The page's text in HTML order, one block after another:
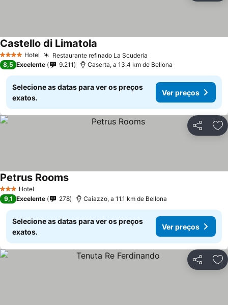
4 EstrelasHotel Restaurante refinado La Scuderia
Castello di Limatola
8,5 Excelente 9.211 Caserta, a 13.4 km de Bellona
Selecione as datas para ver os preços
exatos.
Ver preços
Partilhar
3 EstrelasHotel
Petrus Rooms
9,1 Excelente 278 Caiazzo, a 11.1 km de Bellona
Selecione as datas para ver os preços
exatos.
Ver preços
Partilhar